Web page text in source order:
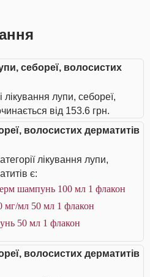
себореї, волосистих
лікування лупи, себореї,
від 153.6 грн.
волосистих дерматитів
лікування лупи,
є:
шампунь 100 мл 1 флакон
мг/мл 50 мл 1 флакон
50 мл 1 флакон
волосистих дерматитів